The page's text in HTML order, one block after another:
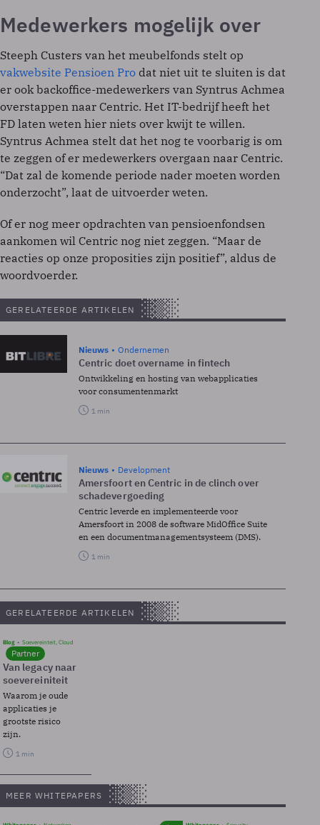
Medewerkers mogelijk over
Steeph Custers van het meubelfonds stelt op
vakwebsite Pensioen Pro dat niet uit te sluiten is dat
er ook backoffice-medewerkers van Syntrus Achmea
overstappen naar Centric. Het IT-bedrijf heeft het
FD laten weten hier niets over kwijt te willen.
Syntrus Achmea stelt dat het nog te voorbarig is om
te zeggen of er medewerkers overgaan naar Centric.
“Dat zal de komende periode nader moeten worden
onderzocht”, laat de uitvoerder weten.
Of er nog meer opdrachten van pensioenfondsen
aankomen wil Centric nog niet zeggen. “Maar de
reacties op onze proposities zijn positief”, aldus de
woordvoerder.
GERELATEERDE ARTIKELEN
Nieuws Ondernemen
Centric doet overname in fintech
Ontwikkeling en hosting van webapplicaties
voor consumentenmarkt
1 min
Nieuws Development
Amersfoort en Centric in de clinch over
schadevergoeding
Centric leverde en implementeerde voor
Amersfoort in 2008 de software MidOffice Suite
en een documentmanagementsysteem (DMS).
1 min
GERELATEERDE ARTIKELEN
Blog Soevereinteit, Cloud
Partner
Van legacy naar
soevereiniteit
Waarom je oude
applicaties je
grootste risico
zijn.
1 min
MEER WHITEPAPERS